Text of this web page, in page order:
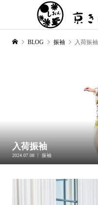
BLOG 振袖 入荷振袖
入荷振袖
2024.07.08 振袖